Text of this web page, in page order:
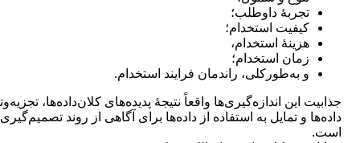
تجربۀ داوطلب؛
کیفیت استخدام؛
هزینۀ استخدام،
زمان استخدام؛
و به‌طورکلی، راندمان فرایند استخدام.
جذابیت این اندازه‌گیری‌ها واقعاً نتیجۀ پدیده‌‌‌ها‌ی کلان‌داده‌ها،
داده‌ها و تمایل به استفاده از داده‌ها برای آگاهی از روند تصمیم‌گیری
است.